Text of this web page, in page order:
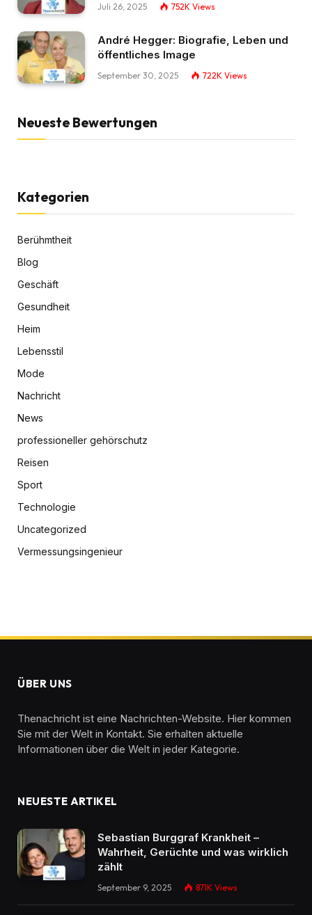
Juli 26, 2025 752K Views
André Hegger: Biografie, Leben und
öffentliches Image
September 30, 2025 722K Views
Neueste Bewertungen
Kategorien
Berühmtheit
Blog
Geschäft
Gesundheit
Heim
Lebensstil
Mode
Nachricht
News
professioneller gehörschutz
Reisen
Sport
Technologie
Uncategorized
Vermessungsingenieur
ÜBER UNS
Thenachricht ist eine Nachrichten-Website. Hier kommen
Sie mit der Welt in Kontakt. Sie erhalten aktuelle
Informationen über die Welt in jeder Kategorie.
NEUESTE ARTIKEL
Sebastian Burggraf Krankheit –
Wahrheit, Gerüchte und was wirklich
zählt
September 9, 2025 871K Views